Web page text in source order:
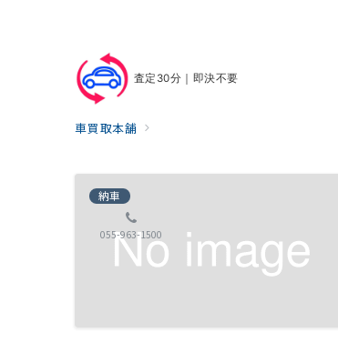
査定30分｜即決不要
055-963-1500
車買取本舗
納車